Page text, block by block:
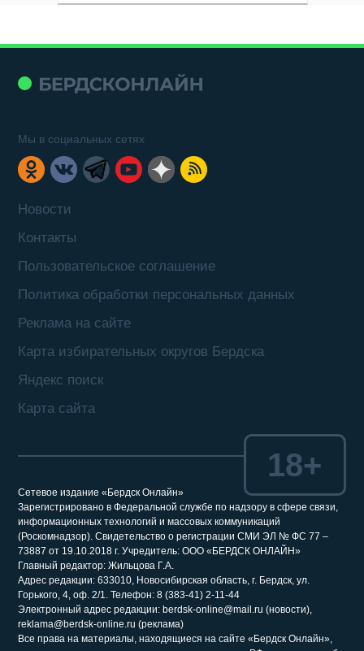
Новости
Контакты
Пользовательское соглашение
Политика обработки персональных данных
Реклама на сайте
Карта избирательных округов Бердска
Яндекс поиск
Карта сайта
Мы в социальных сетях
Сетевое издание «Бердск Онлайн»
Зарегистрировано в Федеральной службе по надзору в сфере связи,
информационных технологий и массовых коммуникаций
(Роскомнадзор). Свидетельство о регистрации СМИ ЭЛ № ФС 77 –
73887 от 19.10.2018 г. Учредитель: ООО «БЕРДСК ОНЛАЙН»
Главный редактор: Жильцова Г.А.
Адрес редакции: 633010, Новосибирская область, г. Бердск, ул.
Горького, 4, оф. 2/1. Телефон: 8 (383-41) 2-11-44
Электронный адрес редакции: berdsk-online@mail.ru (новости),
reklama@berdsk-online.ru (реклама)
Все права на материалы, находящиеся на сайте «Бердск Онлайн»,
18+